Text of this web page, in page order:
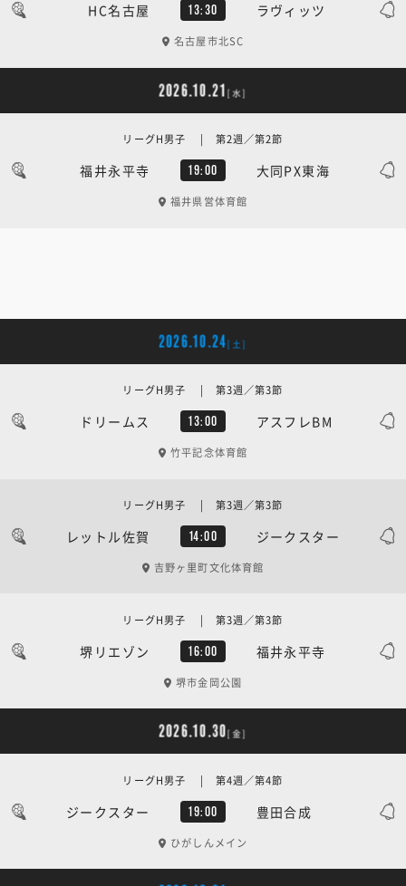
HC名古屋 13:30 ラヴィッツ
名古屋市北SC
2026.10.21 [水]
福井永平寺 19:00 大同PX東海
リーグH男子 | 第2週／第2節
福井県営体育館
2026.10.24[土]
ドリームス 13:00 アスフレBM
リーグH男子 | 第3週／第3節
竹平記念体育館
レットル佐賀 14:00 ジークスター
リーグH男子 | 第3週／第3節
吉野ヶ里町文化体育館
堺リエゾン 16:00 福井永平寺
リーグH男子 | 第3週／第3節
堺市金岡公園
2026.10.30[金]
ジークスター 19:00 豊田合成
リーグH男子 | 第4週／第4節
ひがしんメイン